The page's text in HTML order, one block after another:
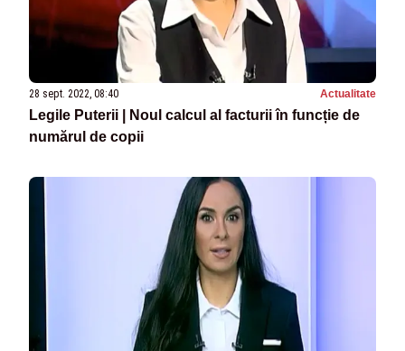
28 sept. 2022, 08:40 Actualitate
Legile Puterii | Noul calcul al facturii în funcție de
numărul de copii